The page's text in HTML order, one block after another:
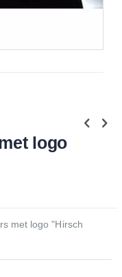
logo
met logo "Hirsch